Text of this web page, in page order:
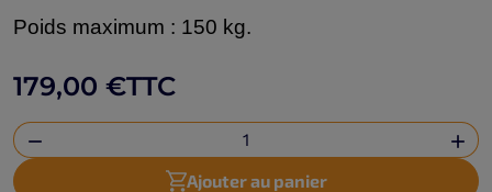
Poids maximum : 150 kg.
179,00 €TTC
 
Ajouter au panier